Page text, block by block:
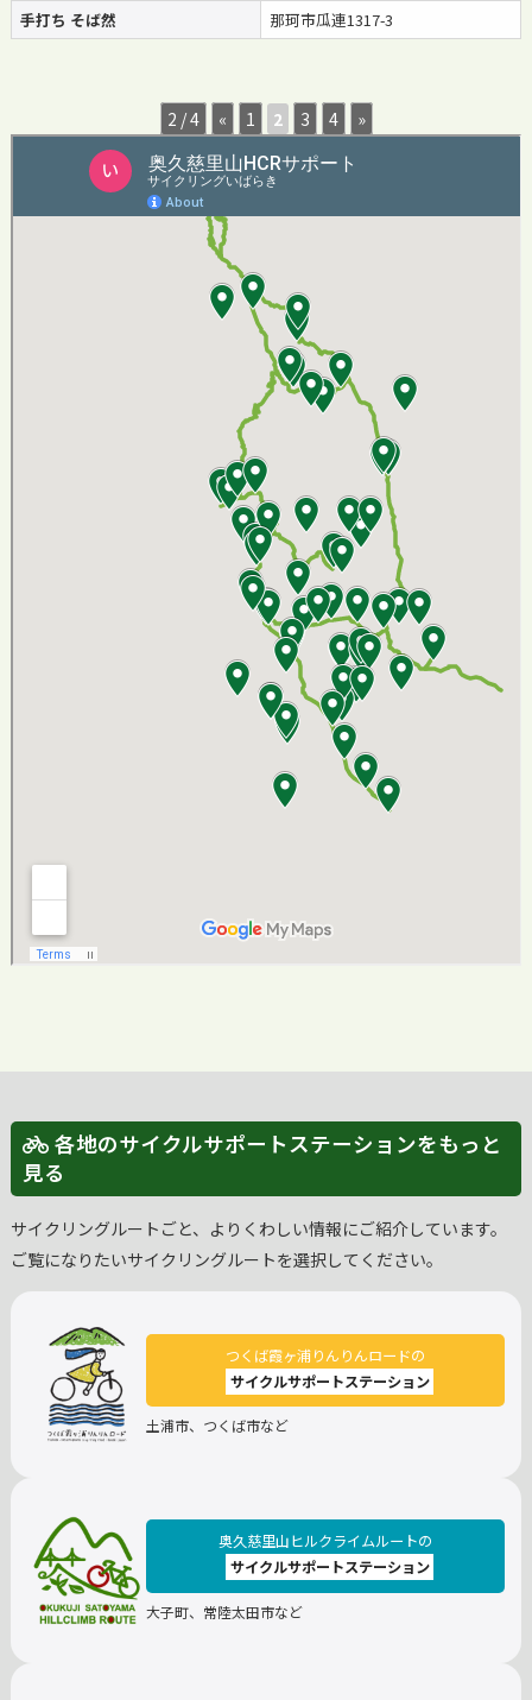
手打ち そば然 那珂市瓜連1317-3
2 / 4 « 1 2 3 4 »
各地のサイクルサポートステーションをもっと
見る
サイクリングルートごと、よりくわしい情報にご紹介しています。
ご覧になりたいサイクリングルートを選択してください。
つくば霞ヶ浦りんりんロードの
サイクルサポートステーション
土浦市、つくば市など
奥久慈里山ヒルクライムルートの
サイクルサポートステーション
大子町、常陸太田市など